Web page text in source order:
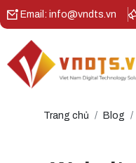
Email: info@vndts.vn
Trang chủ Blog